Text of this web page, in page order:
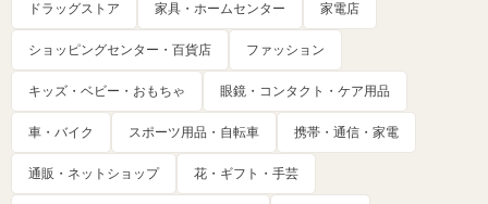
ドラッグストア 家具・ホームセンター 家電店
ショッピングセンター・百貨店 ファッション
キッズ・ベビー・おもちゃ 眼鏡・コンタクト・ケア用品
車・バイク スポーツ用品・自転車 携帯・通信・家電
通販・ネットショップ 花・ギフト・手芸